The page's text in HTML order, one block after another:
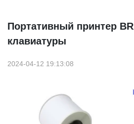
Портативный принтер
клавиатуры
2024-04-12 19:13:08